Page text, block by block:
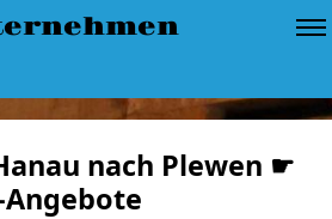
nach Plewen ☛
Angebote